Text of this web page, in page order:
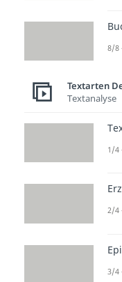
8/8
Textarten
Textanalyse
1/4
2/4
3/4